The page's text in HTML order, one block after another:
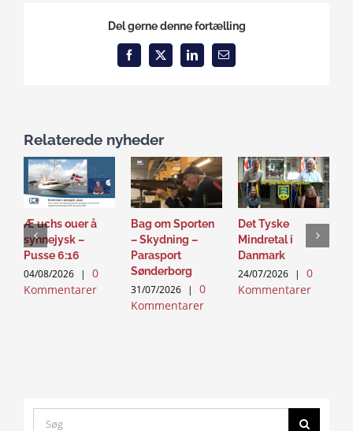
Del gerne denne fortælling
Facebook
X LinkedInEmail
Relaterede nyheder
Æ uchs ouer å
synnejysk –
Pusse 6:16
04/08/2026 |
0
Kommentarer
Bag om Sporten
– Skydning –
Parasport
Sønderborg
31/07/2026 |
0
Kommentarer
Det Tyske
Mindretal i
Danmark
24/07/2026 |
0
Kommentarer
Search